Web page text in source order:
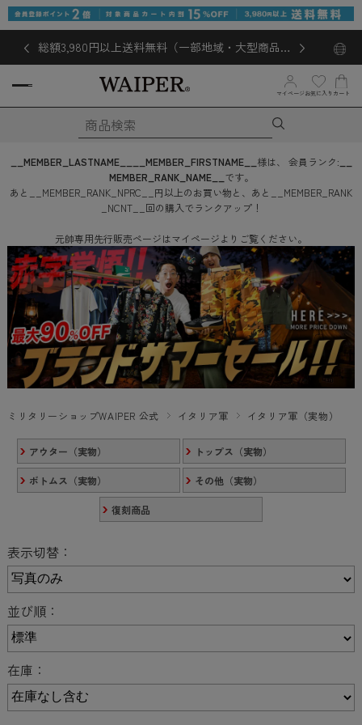
総額3,980円以上送料無料（一部地域・大型商品対
マイページ お気に入り カート
__MEMBER_LASTNAME__ __MEMBER_FIRSTNAME__ 様は、 会員ランク:
MEMBER_RANK_NAME__ です。
あと
__MEMBER_RANK_NPRC__ 円以上のお買い物と、あと
__MEMBER_RANK
_NCNT__ 回の購入でランクアップ！
元帥専用先行販売ページはマイページよりご覧ください。
ミリタリーショップWAIPER 公式 イタリア軍 イタリア軍（実物）
アウター（実物） トップス（実物）
ボトムス（実物） その他（実物）
復刻商品
表示切替：
並び順：
在庫：